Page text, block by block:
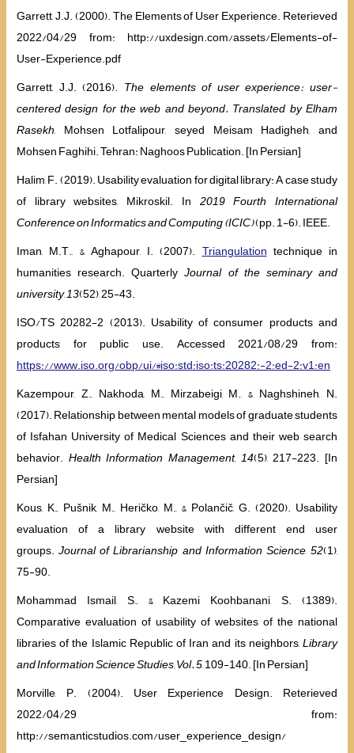
Garrett, J.J. (2000). The Elements of User Experience. Reterieved
2022/04/29 from: http://uxdesign.com/assets/Elements-of-
User-Experience.pdf
Garrett, J.J. (2016). The elements of user experience: user-
centered design for the web and beyond. Translated by Elham
Rasekh, Mohsen Lotfalipour, seyed Meisam Hadigheh, and
Mohsen Faghihi. Tehran: Naghoos Publication. [In Persian]
Halim, F. (2019). Usability evaluation for digital library: A case study
of library websites, Mikroskil. In 2019 Fourth International
Conference on Informatics and Computing (ICIC)(pp. 1-6). IEEE.
Iman, M.T., & Aghapour, I. (2007).Triangulationtechnique in
humanities research. QuarterlyJournal of the seminary and
university,13(52), 25-43.
ISO/TS 20282-2 (2013). Usability of consumer products and
products for public use. Accessed 2021/08/29 from:
https://www.iso.org/obp/ui/#iso:std:iso:ts:20282:-2:ed-2:v1:en
Kazempour, Z., Nakhoda, M., Mirzabeigi, M., & Naghshineh, N.
(2017). Relationship between mental models of graduate students
of Isfahan University of Medical Sciences and their web search
behavior. Health Information Management, 14(5), 217-223. [In
Persian]
Kous, K., Pušnik, M., Heričko, M., & Polančič, G. (2020). Usability
evaluation of a library website with different end user
groups.Journal of Librarianship and Information Science,52(1),
75-90.
Mohammad Ismail, S., & Kazemi Koohbanani, S. (1389).
Comparative evaluation of usability of websites of the national
libraries of the Islamic Republic of Iran and its neighbors,Library
and Information Science Studies, Vol. 5, 109-140. [In Persian]
Morville, P. (2004). User Experience Design. Reterieved
2022/04/29 from:
http://semanticstudios.com/user_experience_design/